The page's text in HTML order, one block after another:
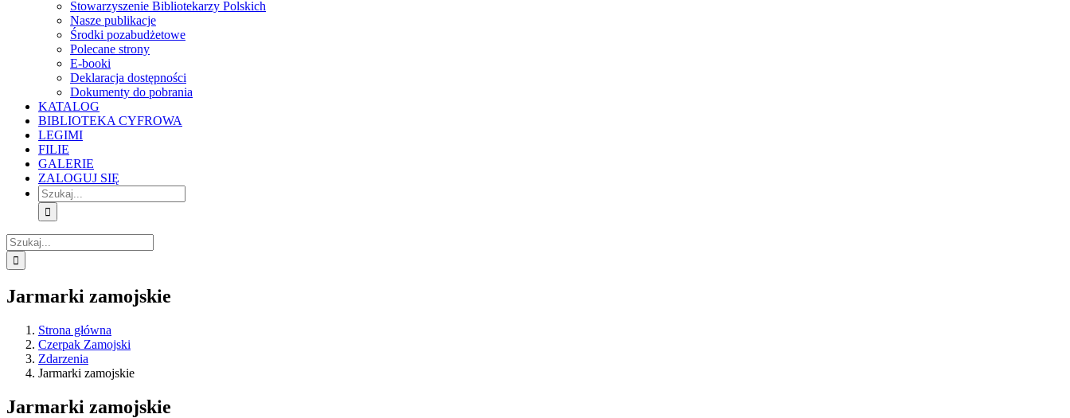
Stowarzyszenie Bibliotekarzy Polskich
Nasze publikacje
Środki pozabudżetowe
Polecane strony
E-booki
Deklaracja dostępności
Dokumenty do pobrania
KATALOG
BIBLIOTEKA CYFROWA
LEGIMI
FILIE
GALERIE
ZALOGUJ SIĘ
Szukaj
Szukaj
Jarmarki zamojskie
Strona główna
Czerpak Zamojski
Zdarzenia
Jarmarki zamojskie
Jarmarki zamojskie